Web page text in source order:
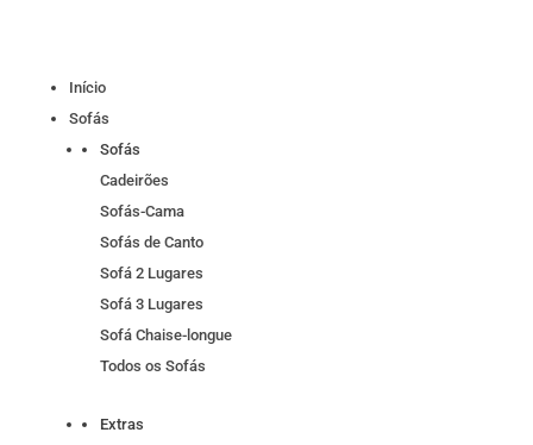
Início
Sofás
Sofás
Cadeirões
Sofás-Cama
Sofás de Canto
Sofá 2 Lugares
Sofá 3 Lugares
Sofá Chaise-longue
Todos os Sofás
Extras